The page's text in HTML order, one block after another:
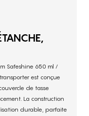
Safeshine 650 ml /
est conçue
de tasse
La construction
durable, parfaite